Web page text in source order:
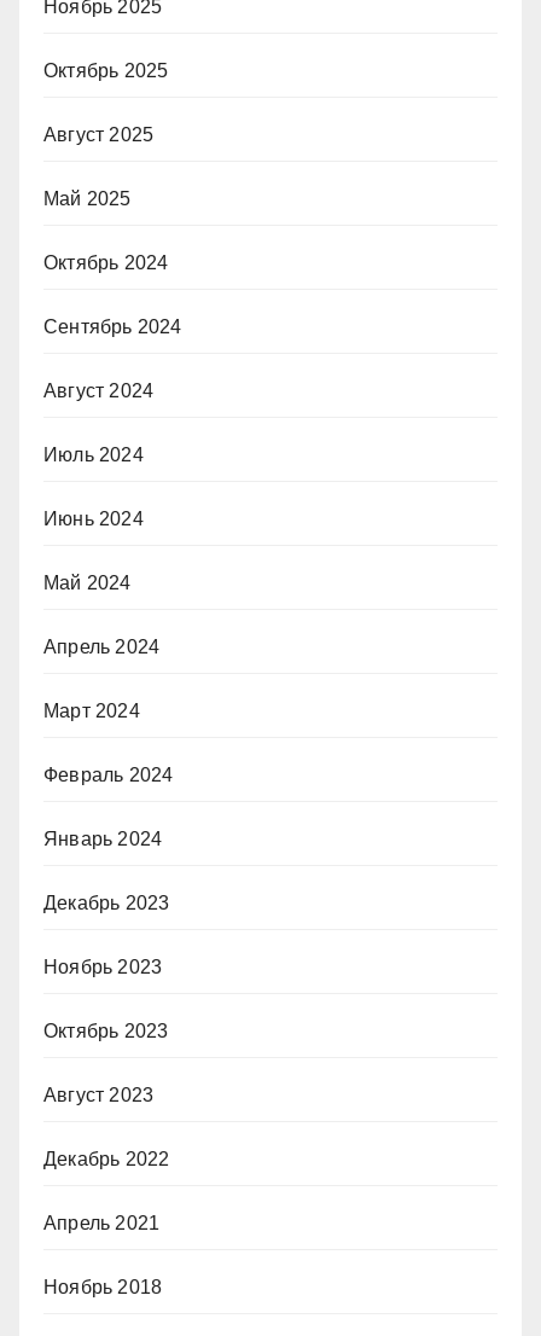
Ноябрь 2025
Октябрь 2025
Август 2025
Май 2025
Октябрь 2024
Сентябрь 2024
Август 2024
Июль 2024
Июнь 2024
Май 2024
Апрель 2024
Март 2024
Февраль 2024
Январь 2024
Декабрь 2023
Ноябрь 2023
Октябрь 2023
Август 2023
Декабрь 2022
Апрель 2021
Ноябрь 2018